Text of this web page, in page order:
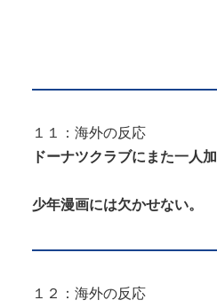
１１：海外の反応
ドーナツクラブにまた一人
少年漫画には欠かせない。
１２：海外の反応